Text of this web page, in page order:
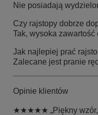
Nie posiadają
Czy rajstopy dobrze
Tak, wysoka
Jak najlepiej prać
Zalecane jest pranie
Opinie klientów
★★★★★ „Piękny wzór,